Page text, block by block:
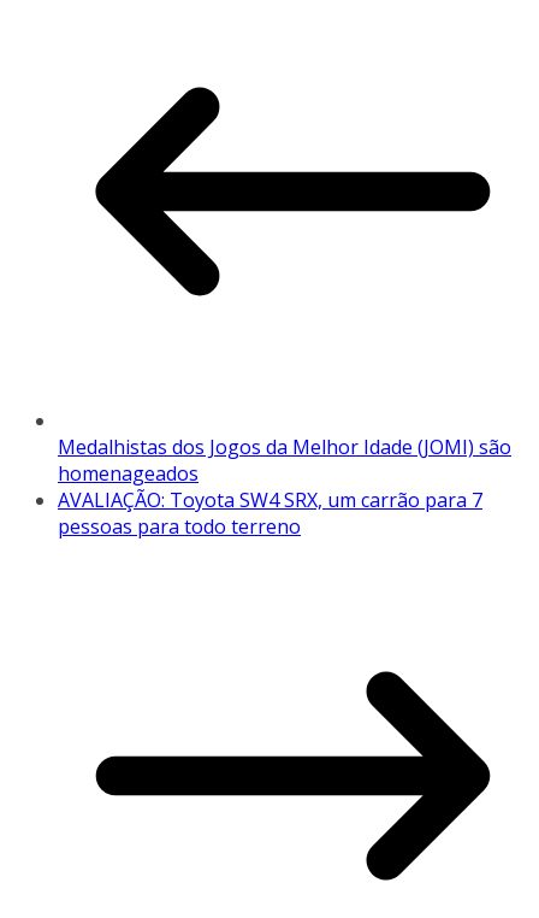
Medalhistas dos Jogos da Melhor Idade (JOMI) são
homenageados
AVALIAÇÃO: Toyota SW4 SRX, um carrão para 7
pessoas para todo terreno